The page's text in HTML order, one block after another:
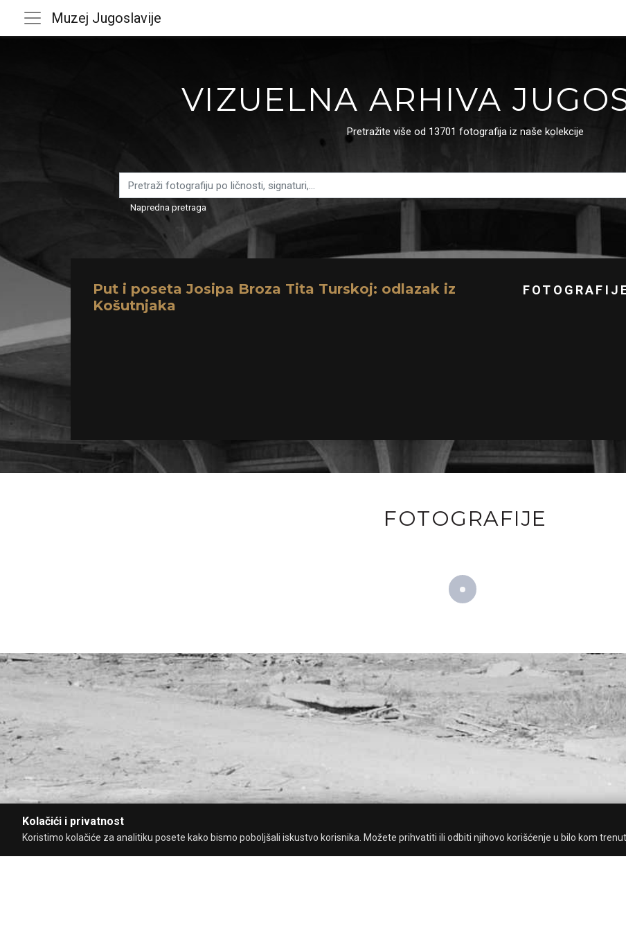
Muzej Jugoslavije
VIZUELNA ARHIVA
Pretražite više od 13701 fotografija iz naše kolekcije
Napredna pretraga
Put i poseta Josipa Broza Tita Turskoj: odlazak iz
Košutnjaka
FOTOGRAFIJE
Kolačići i privatnost
Koristimo kolačiće za analitiku posete kako bismo poboljšali iskustvo korisnika. Možete prihvatiti ili odbiti njihovo korišćenje u bilo kom